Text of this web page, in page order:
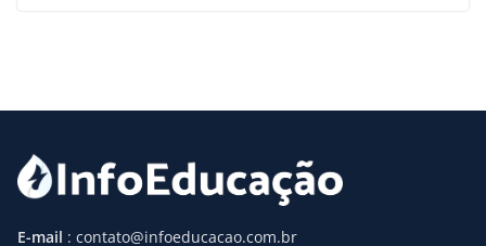
E-mail : contato@infoeducacao.com.br